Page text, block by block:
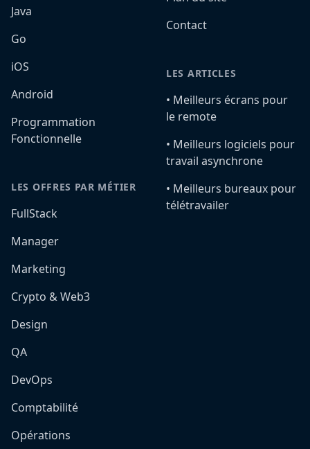
Java
Go
iOS
Android
Programmation
Fonctionnelle
LES OFFRES PAR MÉTIER
FullStack
Manager
Marketing
Crypto & Web3
Design
QA
DevOps
Comptabilité
Opérations
Contact
LES ARTICLES
•️ Meilleurs écrans pour
le remote
•️ Meilleurs logiciels pour
travail asynchrone
•️ Meilleurs bureaux pour
télétravailer